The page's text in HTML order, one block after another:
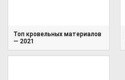
Топ кровельных материалов
— 2021